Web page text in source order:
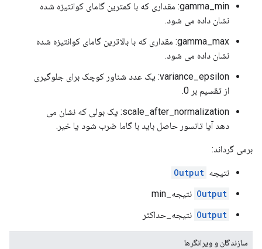
gamma_min: مقداری که با کمترین گامای کوانتیزه شده
نشان داده می شود.
gamma_max: مقداری که با بالاترین گامای کوانتیزه شده
نشان داده می شود.
variance_epsilon: یک عدد شناور کوچک برای جلوگیری
از تقسیم بر 0.
scale_after_normalization: یک بولی که نشان می
دهد آیا تانسور حاصل باید با گاما ضرب شود یا خیر.
برمی گرداند:
نتیجه Output
Output نتیجه_min
Output نتیجه_حداکثر
سازندگان و ویرانگرها